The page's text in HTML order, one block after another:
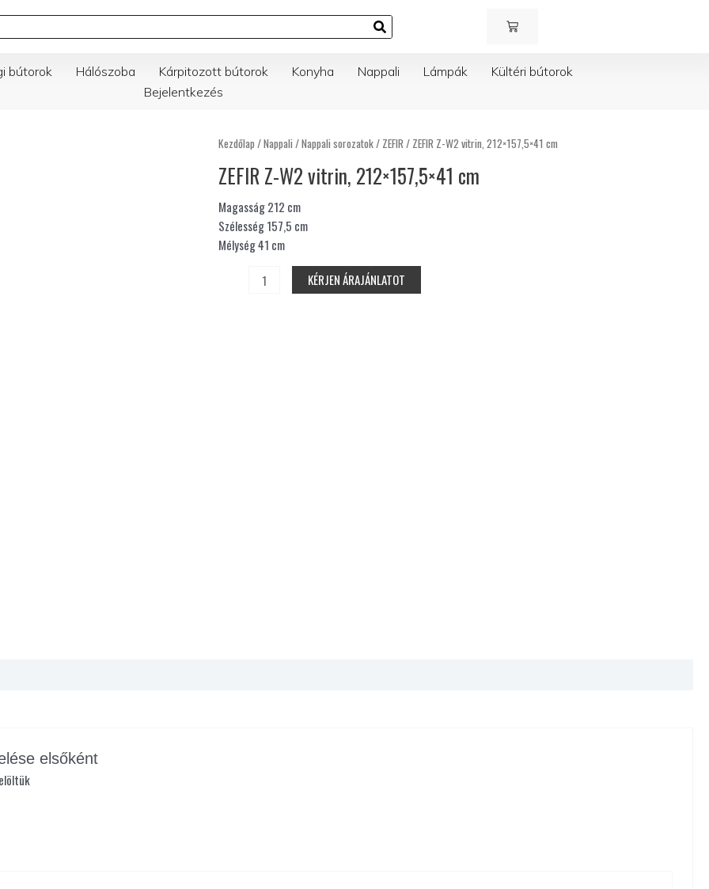
KOSÁR
bútorok Hálószoba Kárpitozott bútorok Konyha Nappali Lámpák
Kültéri bútorok
Bejelentkezés
Kezdőlap /Nappali /Nappali sorozatok/ ZEFIR/ ZEFIR Z-W2 vitrin, 212×157,5×41 cm
ZEFIR Z-W2 vitrin, 212×157,5×41 cm
Magasság 212 cm
Szélesség 157,5 cm
Mélység 41 cm
ZEFIR
W2
vitrin,
212×157,5×41
cm
mennyiség
KÉRJEN ÁRAJÁNLATOT
elsőként